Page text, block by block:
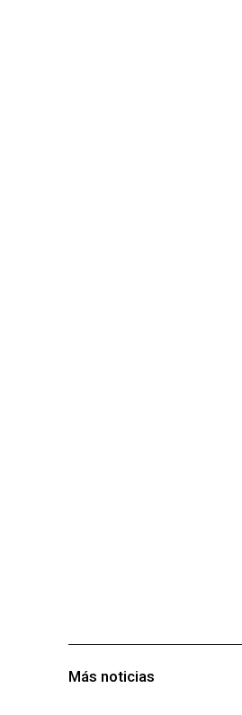
Más noticias